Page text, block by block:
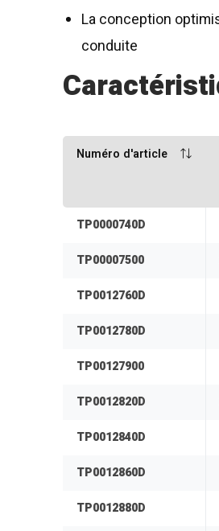
La conception
conduite
Numéro d'article
TP0000740D
TP00007500
TP0012760D
TP0012780D
TP00127900
TP0012820D
TP0012840D
TP0012860D
TP0012880D